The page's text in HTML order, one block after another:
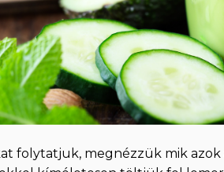
folytatjuk, megnézzük mik azok